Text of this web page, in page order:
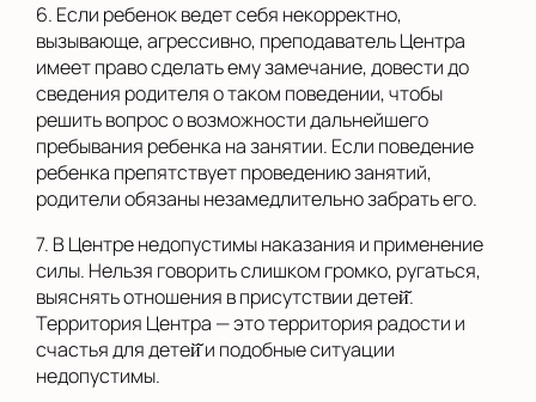
6. Если ребенок ведет себя некорректно,
вызывающе, агрессивно, преподаватель Центра
имеет право сделать ему замечание, довести до
сведения родителя о таком поведении, чтобы
решить вопрос о возможности дальнейшего
пребывания ребенка на занятии. Если поведение
ребенка препятствует проведению занятий,
родители обязаны незамедлительно забрать его.
7. В Центре недопустимы наказания и применение
силы. Нельзя говорить слишком громко, ругаться,
выяснять отношения в присутствии детей̆.
Территория Центра — это территория радости и
счастья для детей̆ и подобные ситуации
недопустимы.